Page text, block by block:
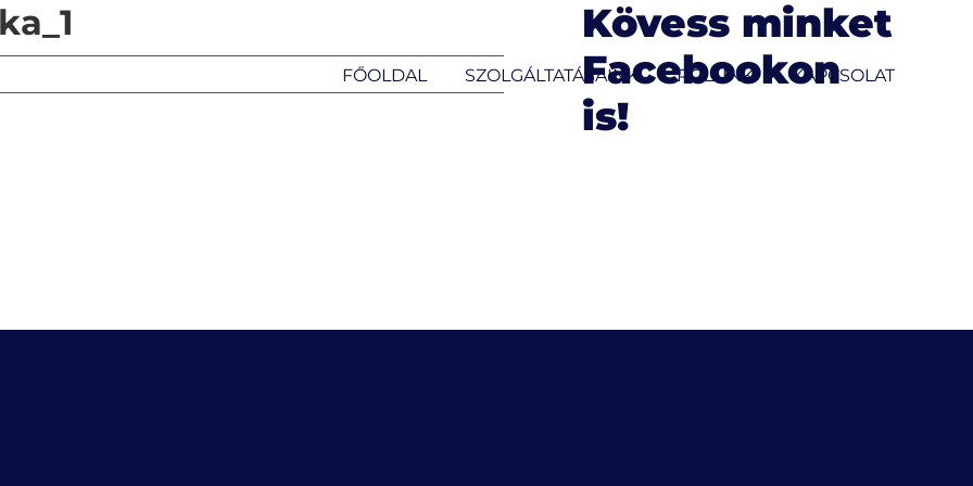
FŐOLDAL SZOLGÁLTATÁSAINK RÓLUNK KAPCSOLAT
Kövess minket
Facebookon
is!